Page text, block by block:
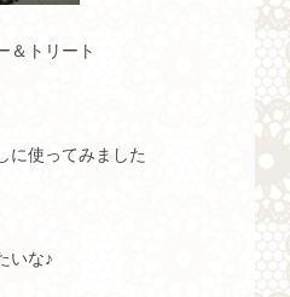
＆トリート
に使ってみました
いな♪